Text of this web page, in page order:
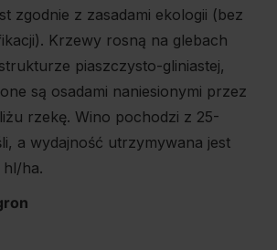
zgodnie z zasadami ekologii (bez
Krzewy rosną na glebach
piaszczysto-gliniastej,
są osadami naniesionymi przez
rzekę. Wino pochodzi z 25-
a wydajność utrzymywana jest
hl/ha.